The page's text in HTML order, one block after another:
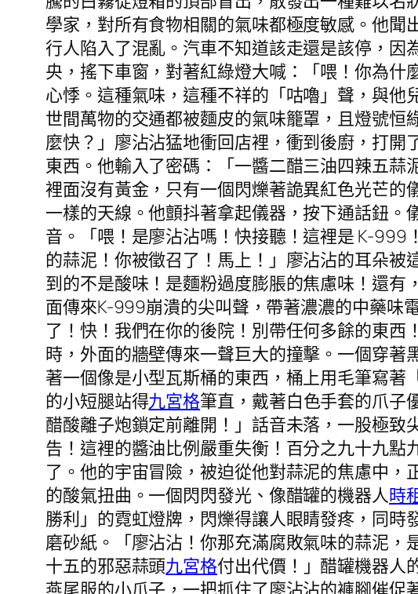
學家，對所有食物相關的氣味都極度敏感。他
行人陷入了混亂。汽車不知道該走還是該停，
央，搖下車窗，對著紅綠燈大喊：「喂！你為
心悸。這種氣味，這種不祥的「咕嚕」聲，與
世間萬物的交通都被麵皮的氣味籠罩，且燈號
麼快？」廖沾沾猛地衝回店裡，衝到後廚，打
東西。他輸入了密碼：「一醬二醋三油四辣五蒜
裡面沒有黃金，只有一個閃爍著詭異紅色光芒的
一樣的天線。他顫抖著拿起儀器，按下通話鈕
音。「喂！是廖沾沾嗎！快接聽！這裡是 K-
的蒜泥！你被徵召了！馬上！」廖沾沾的耳朵
到的不是酸味！是麵粉過度膨脹的焦慮味！還
面傳來K-999崩潰的尖叫聲，帶著濃濃的中藥味
了！快！我們在你的後院！別帶任何多餘的東
時，外面的牆壁傳來一聲巨大的撞擊。一個穿
著一個像是小型瓦斯桶的東西，桶上用毛筆寫
的小短腿站得九宮格筆直，戴著白色手套的爪子
醋酸離子炮鎖定前離開！」話音未落，一股極
告！這裡的醬油比例嚴重失衡！百分之九十九點
了。他的宇宙冒險，被迫從他對蒜泥的焦慮中
的酸氣扭曲。一個閃閃發光、像醋罐的機器人時
勝利」的霓虹燈牌，閃爍得讓人眼睛發疼，同時
磨砂紙。「廖沾沾！你那充滿腐敗氣味的蒜泥
十五的邪惡蒜頭九宮格付出代價！」醋罐機器人